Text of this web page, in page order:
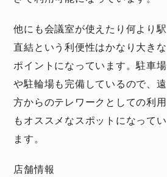
他にも会議室が使えたり何より駅
直結という利便性はかなり大きな
ポイントになっています。駐車場
や駐輪場も完備しているので、遠
方からのテレワークとしての利用
もオススメなスポットになってい
ます。
店舗情報